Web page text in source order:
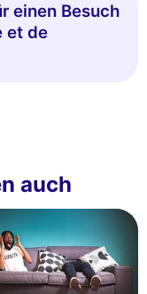
einen Besuch
et de
auch